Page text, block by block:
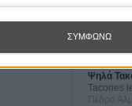
ΣΥΜΦΩΝΩ
Οδύσσεια
The
Ψηλά
Tacones
Πέδρο